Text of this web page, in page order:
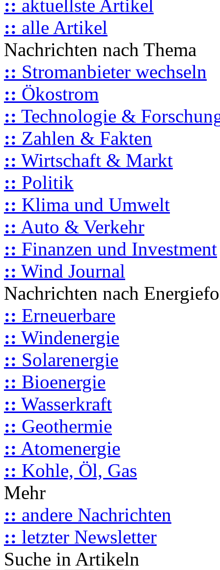
:: aktuellste Artikel
:: alle Artikel
Nachrichten nach Thema
:: Stromanbieter wechseln
:: Ökostrom
:: Technologie &
:: Zahlen & Fakten
:: Wirtschaft & Markt
:: Politik
:: Klima und Umwelt
:: Auto & Verkehr
:: Finanzen und Investment
:: Wind Journal
Nachrichten nach
:: Erneuerbare
:: Windenergie
:: Solarenergie
:: Bioenergie
:: Wasserkraft
:: Geothermie
:: Atomenergie
:: Kohle, Öl, Gas
Mehr
:: andere Nachrichten
:: letzter Newsletter
Suche in Artikeln